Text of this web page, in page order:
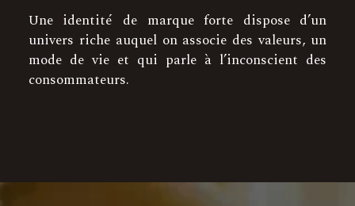
Une identité de marque forte dispose d’un
univers riche auquel on associe des valeurs, un
mode de vie et qui parle à l’inconscient des
consommateurs.